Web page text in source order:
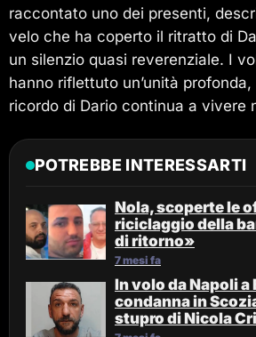
raccontato uno dei presenti,
velo che ha coperto il ritratto di
un silenzio quasi reverenziale. I
hanno riflettuto un’unità
ricordo di Dario continua a vivere
POTREBBE INTERESSARTI
Nola, scoperte le
riciclaggio della
di ritorno»
7 mesi fa
In volo da Napoli a
condanna in
stupro di Nicola